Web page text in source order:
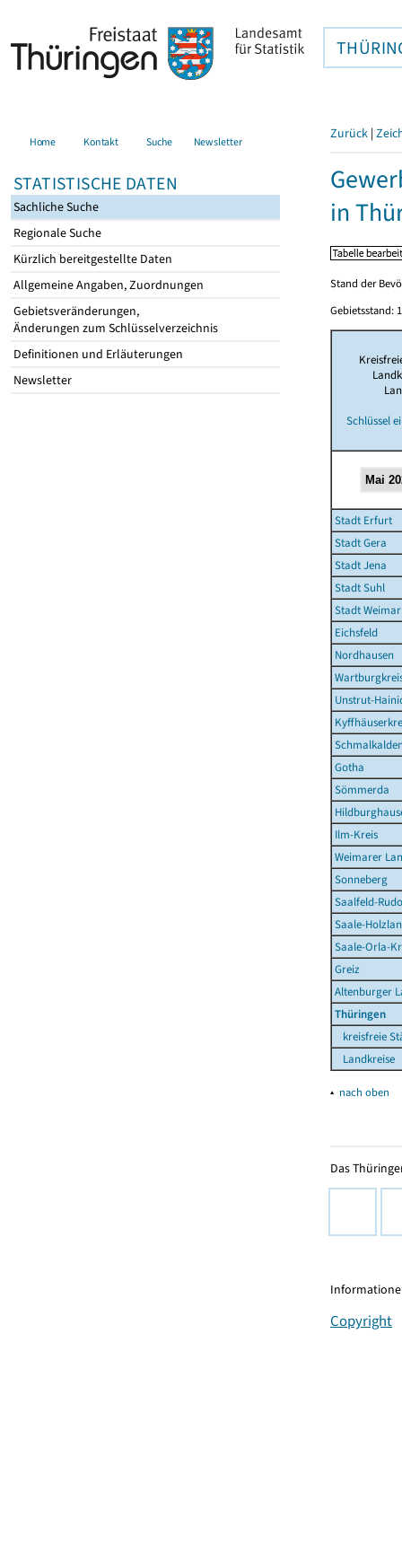
Home Kontakt Suche Newsletter
STATISTISCHE DATEN
Sachliche Suche
Regionale Suche
Kürzlich bereitgestellte Daten
Allgemeine Angaben, Zuordnungen
Gebietsveränderungen,
Änderungen zum Schlüsselverzeichnis
Definitionen und Erläuterungen
Newsletter
Zurück |
in
Stand der
Gebietsstand:
Schlüssel
Stadt Erfurt
Stadt Gera
Stadt Jena
Stadt Suhl
Stadt Weimar
Eichsfeld
Nordhausen
Unstrut-
Gotha
Sömmerda
Ilm-Kreis
Weimarer
Sonneberg
Saalfeld-
Saale-
Saale-Orla-
Greiz
Altenburger
Thüringen
kreisfreie
Landkreise
▴ nach oben
Das
Copyright